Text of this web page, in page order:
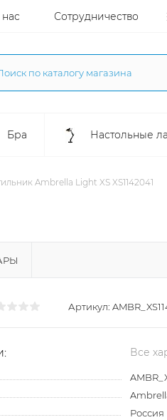
Сотрудничество
Бра Настольные
Ambrella Light XS XS1142041
Артикул:
Все
Россия